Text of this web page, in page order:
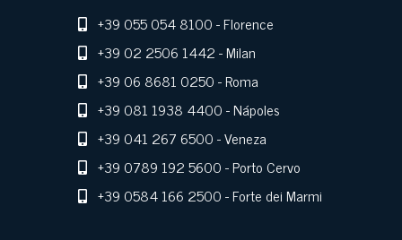
+39 055 054 8100- Florence
+39 02 2506 1442- Milan
+39 06 8681 0250- Roma
+39 081 1938 4400- Nápoles
+39 041 267 6500- Veneza
+39 0789 192 5600- Porto Cervo
+39 0584 166 2500- Forte dei Marmi